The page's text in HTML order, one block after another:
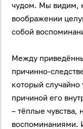
чудом. Мы видим,
воображении
собой
Между
причинно-
который случайно
причиной его
– тёплые
воспоминаниями.